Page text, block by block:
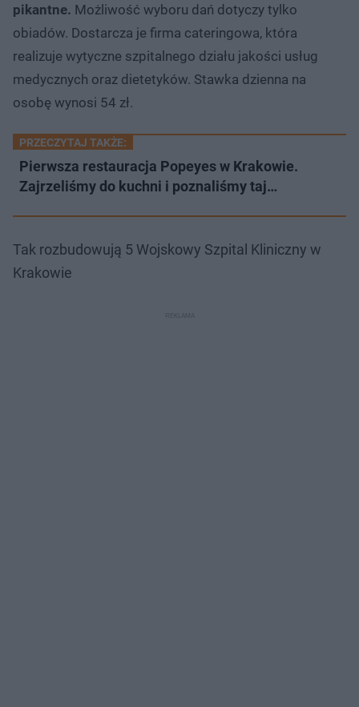
pikantne. Możliwość wyboru dań dotyczy tylko
obiadów. Dostarcza je firma cateringowa, która
realizuje wytyczne szpitalnego działu jakości usług
medycznych oraz dietetyków. Stawka dzienna na
osobę wynosi 54 zł.
PRZECZYTAJ TAKŻE:
Pierwsza restauracja Popeyes w Krakowie.
Zajrzeliśmy do kuchni i poznaliśmy taj…
Tak rozbudowują 5 Wojskowy Szpital Kliniczny w
Krakowie